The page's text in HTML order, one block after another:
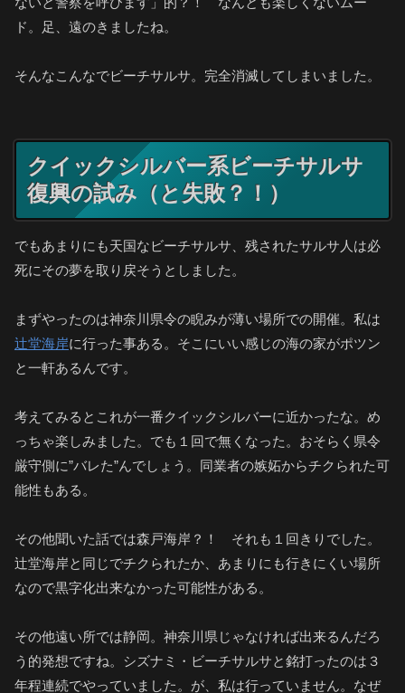
ド。足、遠のきましたね。
そんなこんなでビーチサルサ。完全消滅してしまいました。
クイックシルバー系ビーチサルサ
復興の試み（と失敗？！）
でもあまりにも天国なビーチサルサ、残されたサルサ人は必
死にその夢を取り戻そうとしました。
まずやったのは神奈川県令の睨みが薄い場所での開催。私は
辻堂海岸に行った事ある。そこにいい感じの海の家がポツン
と一軒あるんです。
考えてみるとこれが一番クイックシルバーに近かったな。め
っちゃ楽しみました。でも１回で無くなった。おそらく県令
厳守側に”バレた”んでしょう。同業者の嫉妬からチクられた可
能性もある。
その他聞いた話では森戸海岸？！ それも１回きりでした。
辻堂海岸と同じでチクられたか、あまりにも行きにくい場所
なので黒字化出来なかった可能性がある。
その他遠い所では静岡。神奈川県じゃなければ出来るんだろ
う的発想ですね。シズナミ・ビーチサルサと銘打ったのは３
年程連続でやっていました。が、私は行っていません。なぜ